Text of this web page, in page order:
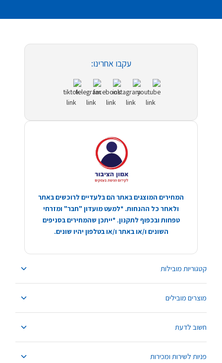
קטגוריות מובילות
מוצרים מובילים
חשוב לדעת
פניות לשירות ומכירות
עקבו אחרינו:
המחירים המוצגים באתר הם בלעדיים לרוכשים באתר
ולאחר כל ההנחות. *למעט מועדון "חבר" ומזרחי
טפחות ובכפוף לתקנון. *ייתכן שהמחירים בסניפים
השונים ו/או באתר ו/או בטלפון יהיו שונים.